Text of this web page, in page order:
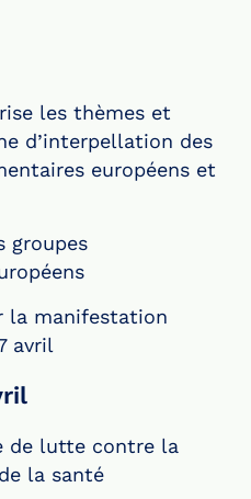
les thèmes et
d’interpellation des
européens et
groupes
la manifestation
avril
de lutte contre la
la santé